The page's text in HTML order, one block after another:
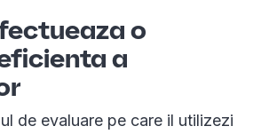
o
a
de evaluare pe care il utilizezi